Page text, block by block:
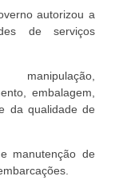
autorizou a
de serviços
embalagem,
da qualidade de
manutenção de